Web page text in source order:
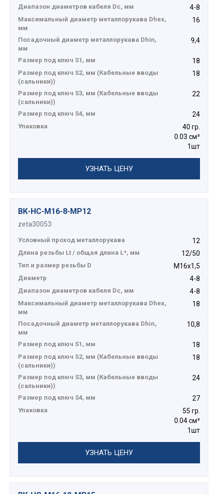
Диапазон диаметров кабеля Dc, мм 4-8
Максимальный диаметр металлорукава Dhex,
мм
16
Посадочный диаметр металлорукава Dhin,
мм
9,4
Размер под ключ S1, мм 18
Размер под ключ S2, мм (Кабельные вводы
(сальники))
18
Размер под ключ S3, мм (Кабельные вводы
(сальники))
22
Размер под ключ S4, мм 24
Упаковка
40 гр.
0.03 см³
1шт
УЗНАТЬ ЦЕНУ
ВК-НС-М16-8-МР12
zeta30053
Условный проход металлорукава 12
Длина резьбы Lt / общая длина L*, мм 12/50
Тип и размер резьбы D М16х1,5
Диаметр 4-8
Диапазон диаметров кабеля Dc, мм 4-8
Максимальный диаметр металлорукава Dhex,
мм
18
Посадочный диаметр металлорукава Dhin,
мм
10,8
Размер под ключ S1, мм 18
Размер под ключ S2, мм (Кабельные вводы
(сальники))
18
Размер под ключ S3, мм (Кабельные вводы
(сальники))
24
Размер под ключ S4, мм 27
Упаковка
55 гр.
0.04 см³
1шт
УЗНАТЬ ЦЕНУ